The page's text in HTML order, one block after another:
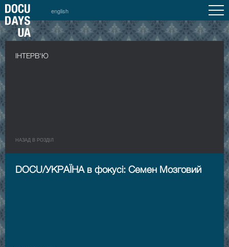
english
ІНТЕРВ'Ю
НАЗАД В РОЗДIЛ
DOCU/УКРАЇНА в фокусі: Семен Мозговий